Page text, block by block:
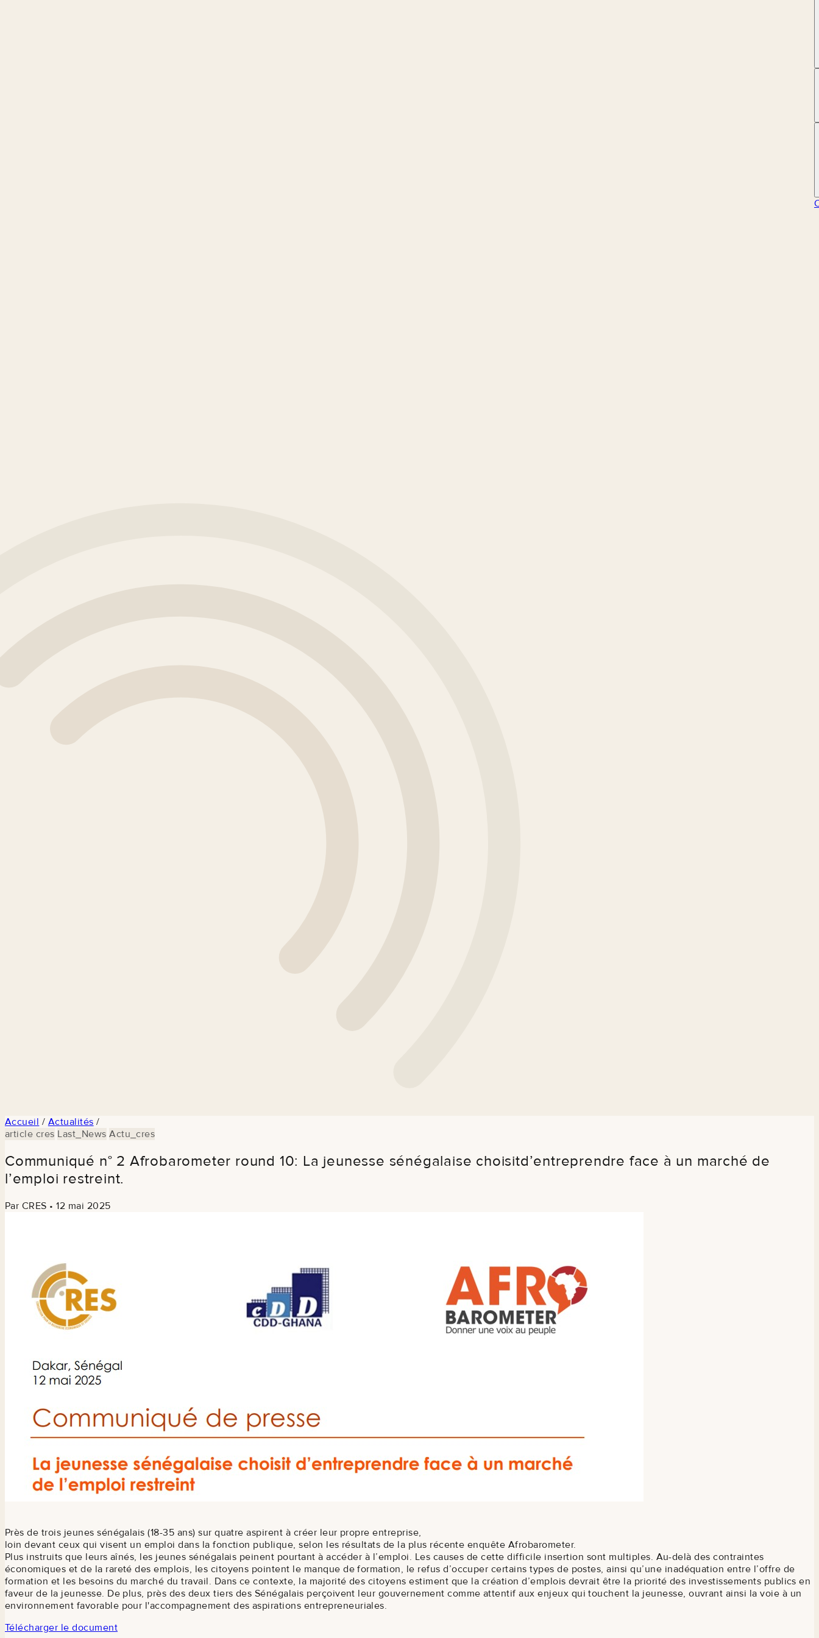
Accueil / Actualités /
article cres Last_News Actu_cres
Communiqué n° 2 Afrobarometer round 10: La jeunesse sénégalaise choisitd’entreprendre face à un marché de
l’emploi restreint.
Par CRES • 12 mai 2025
Près de trois jeunes sénégalais (18-35 ans) sur quatre aspirent à créer leur propre entreprise,
loin devant ceux qui visent un emploi dans la fonction publique, selon les résultats de la plus récente enquête Afrobarometer.
Plus instruits que leurs aînés, les jeunes sénégalais peinent pourtant à accéder à l’emploi. Les causes de cette difficile insertion sont multiples. Au-delà des contraintes
économiques et de la rareté des emplois, les citoyens pointent le manque de formation, le refus d’occuper certains types de postes, ainsi qu’une inadéquation entre l’offre de
formation et les besoins du marché du travail. Dans ce contexte, la majorité des citoyens estiment que la création d’emplois devrait être la priorité des investissements publics en
faveur de la jeunesse. De plus, près des deux tiers des Sénégalais perçoivent leur gouvernement comme attentif aux enjeux qui touchent la jeunesse, ouvrant ainsi la voie à un
environnement favorable pour l'accompagnement des aspirations entrepreneuriales.
Télécharger le document